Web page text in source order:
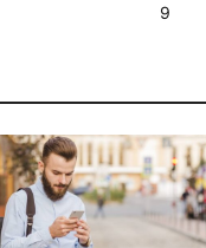
9